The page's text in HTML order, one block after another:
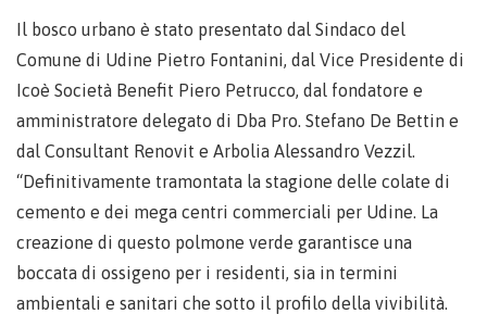
Il bosco urbano è stato presentato dal Sindaco del
Comune di Udine Pietro Fontanini, dal Vice Presidente di
Icoè Società Benefit Piero Petrucco, dal fondatore e
amministratore delegato di Dba Pro. Stefano De Bettin e
dal Consultant Renovit e Arbolia Alessandro Vezzil.
“Definitivamente tramontata la stagione delle colate di
cemento e dei mega centri commerciali per Udine. La
creazione di questo polmone verde garantisce una
boccata di ossigeno per i residenti, sia in termini
ambientali e sanitari che sotto il profilo della vivibilità.